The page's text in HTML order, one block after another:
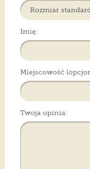
Imię:
Miejscowość
Twoja opinia: